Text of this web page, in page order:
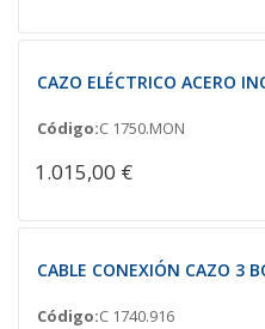
CAZO ELÉCTRICO ACERO
Código:C 1750.MON
1.015,00 €
CABLE CONEXIÓN CAZO 3
Código:C 1740.916